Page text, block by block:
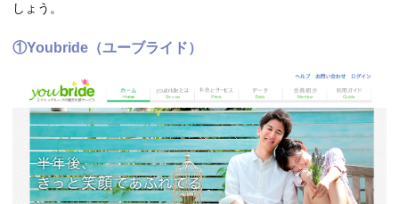
しょう。
①Youbride（ユーブライド）